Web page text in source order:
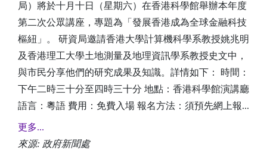
局）將於十月十日（星期六）在香港科學館舉辦本年度
第二次公眾講座，專題為「發展香港成為全球金融科技
樞紐」。 研資局邀請香港大學計算機科學系教授姚兆明
及香港理工大學土地測量及地理資訊學系教授史文中，
與市民分享他們的研究成果及知識。詳情如下： 時間：
下午二時三十分至四時三十分 地點：香港科學館演講廳
語言：粵語 費用：免費入場 報名方法：須預先網上報...
更多...
來源: 政府新聞處